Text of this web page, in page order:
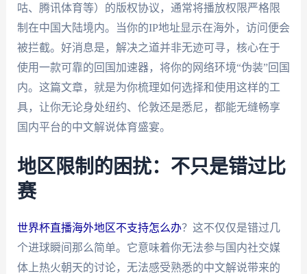
咕、腾讯体育等）的版权协议，通常将播放权限严格限
制在中国大陆境内。当你的IP地址显示在海外，访问便会
被拦截。好消息是，解决之道并非无迹可寻，核心在于
使用一款可靠的回国加速器，将你的网络环境“伪装”回国
内。这篇文章，就是为你梳理如何选择和使用这样的工
具，让你无论身处纽约、伦敦还是悉尼，都能无缝畅享
国内平台的中文解说体育盛宴。
地区限制的困扰：不只是错过比
赛
世界杯直播海外地区不支持怎么办？这不仅仅是错过几
个进球瞬间那么简单。它意味着你无法参与国内社交媒
体上热火朝天的讨论，无法感受熟悉的中文解说带来的